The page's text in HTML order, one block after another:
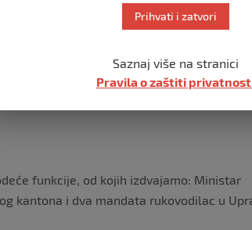
funkcije, od kojih izdvajamo: Ministar
kantona i dva mandata rukovodilac u
Prihvati i zatvori
Saznaj više na stranici
Pravila o zaštiti